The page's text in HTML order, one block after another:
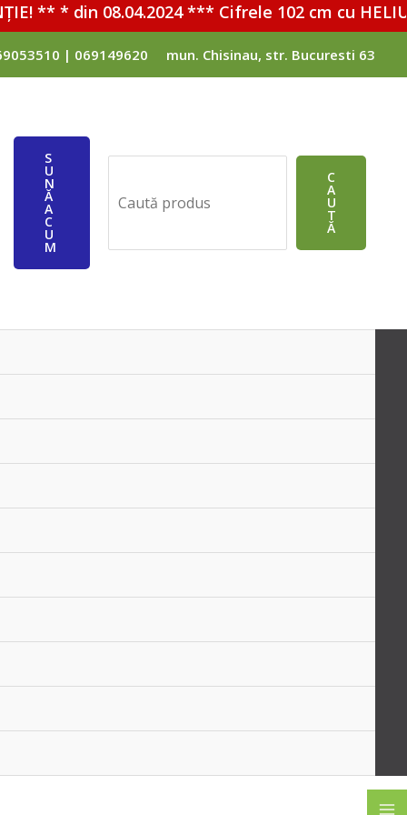
** * din 08.04.2024 *** Cifrele 102 cm cu HELIU -
| 069149620 mun. Chisinau, str. Bucuresti 63
S
U
N
Ă
A
C
U
M
C
A
U
T
Ă